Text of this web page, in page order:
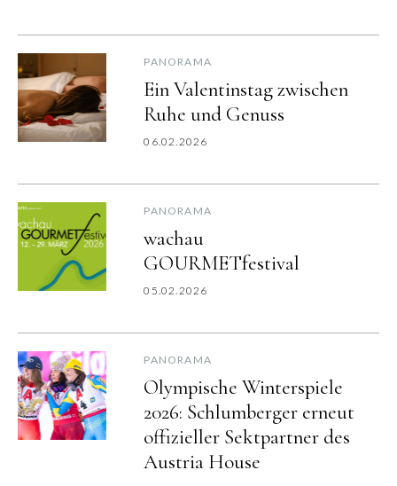
PANORAMA
Ein Valentinstag zwischen
Ruhe und Genuss
06.02.2026
PANORAMA
wachau
GOURMETfestival
05.02.2026
PANORAMA
Olympische Winterspiele
2026: Schlumberger erneut
offizieller Sektpartner des
Austria House